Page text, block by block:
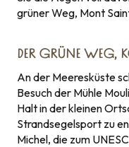
grüner Weg, Mont
DER GRÜNE WEG,
An der Meeresküste
Besuch der Mühle
Halt in der kleinen
Strandsegelsport zu
Michel, die zum